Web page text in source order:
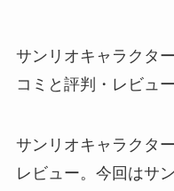
サンリオキャラクタ
コミと評判・レビュ
サンリオキャラクタ
レビュー。今回はサ